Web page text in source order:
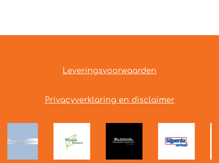
Leveringsvoorwaarden
Privacyverklaring en disclaimer